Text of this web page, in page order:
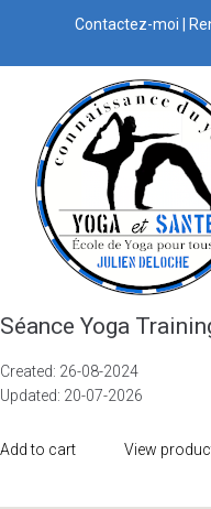
Contactez-moi |
Séance Yoga
Created: 26-08-2024
Updated: 20-07-2026
Add to cart View